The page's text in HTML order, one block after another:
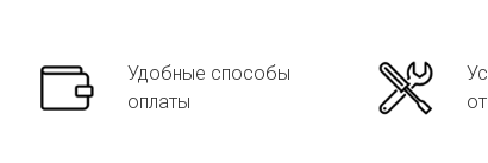
Удобные способы
оплаты